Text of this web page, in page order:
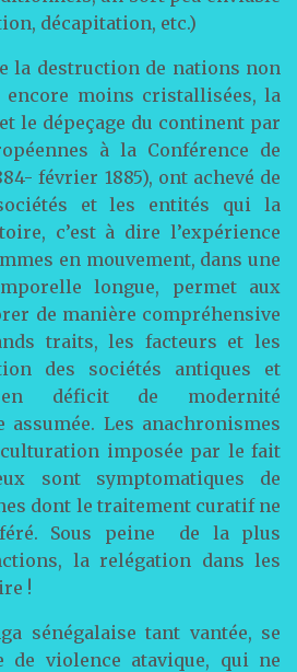
décapitation, etc.)
la destruction de nations non
encore moins cristallisées, la
le dépeçage du continent par
à la Conférence de
février 1885), ont achevé de
et les entités qui la
c’est à dire l’expérience
en mouvement, dans une
longue, permet aux
de manière compréhensive
traits, les facteurs et les
des sociétés antiques et
déficit de modernité
Les anachronismes
imposée par le fait
sont symptomatiques de
dont le traitement curatif ne
Sous peine de la plus
la relégation dans les
!
sénégalaise tant vantée, se
violence atavique, qui ne